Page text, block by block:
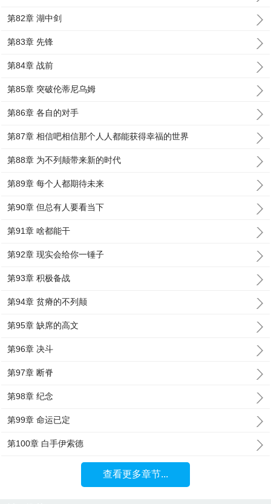
第82章 湖中剑
第83章 先锋
第84章 战前
第85章 突破伦蒂尼乌姆
第86章 各自的对手
第87章 相信吧相信那个人人都能获得幸福的世界
第88章 为不列颠带来新的时代
第89章 每个人都期待未来
第90章 但总有人要看当下
第91章 啥都能干
第92章 现实会给你一锤子
第93章 积极备战
第94章 贫瘠的不列颠
第95章 缺席的高文
第96章 决斗
第97章 断脊
第98章 纪念
第99章 命运已定
第100章 白手伊索德
查看更多章节...